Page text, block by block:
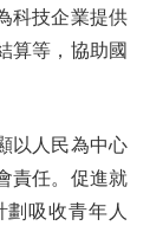
科技企業提供
算等，協助國
人民為中心
責任。促進就
吸收青年人